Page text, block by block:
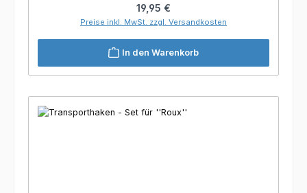
Regulärer Preis:
19,95 €
Preise inkl. MwSt. zzgl. Versandkosten
In den Warenkorb